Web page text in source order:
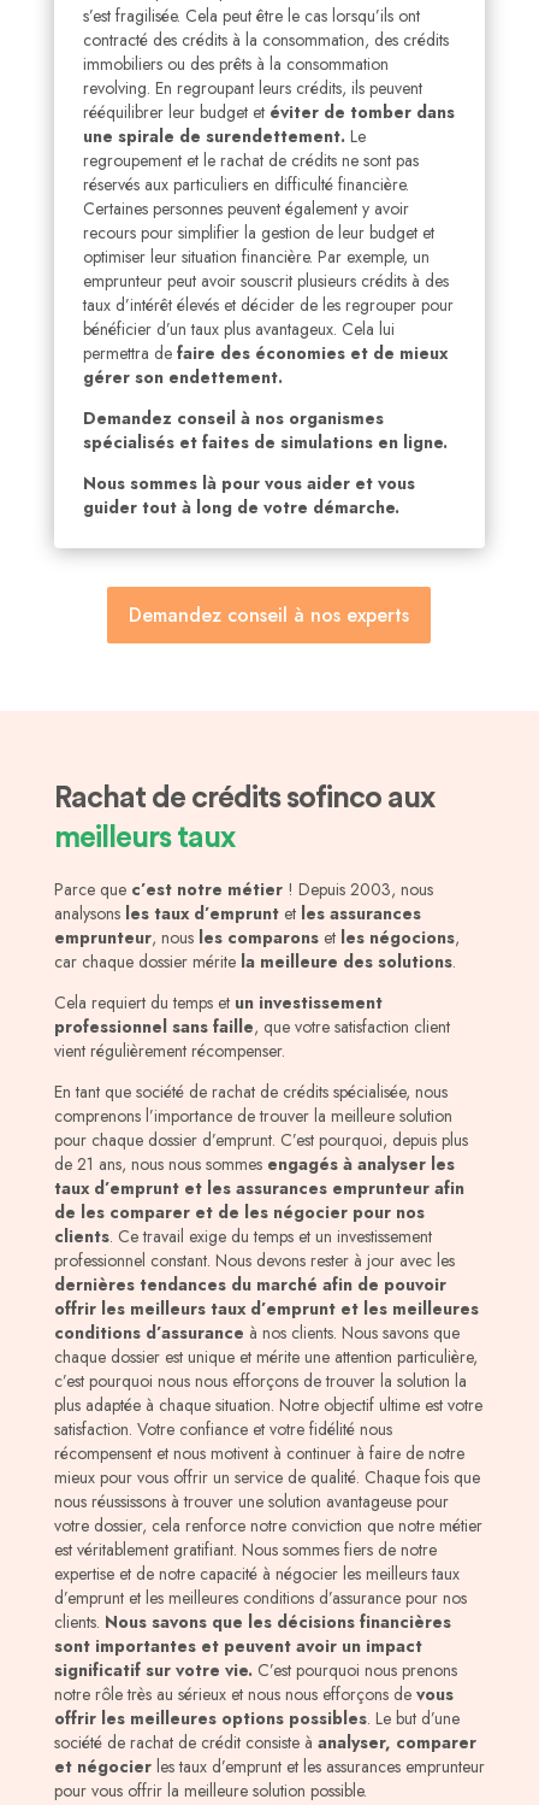
s’est fragilisée. Cela peut être le cas lorsqu’ils ont
contracté des crédits à la consommation, des crédits
immobiliers ou des prêts à la consommation
revolving. En regroupant leurs crédits, ils peuvent
rééquilibrer leur budget et éviter de tomber dans
une spirale de surendettement. Le
regroupement et le rachat de crédits ne sont pas
réservés aux particuliers en difficulté financière.
Certaines personnes peuvent également y avoir
recours pour simplifier la gestion de leur budget et
optimiser leur situation financière. Par exemple, un
emprunteur peut avoir souscrit plusieurs crédits à des
taux d’intérêt élevés et décider de les regrouper pour
bénéficier d’un taux plus avantageux. Cela lui
permettra de faire des économies et de mieux
gérer son endettement.
Demandez conseil à nos organismes
spécialisés et faites de simulations en ligne.
Nous sommes là pour vous aider et vous
guider tout à long de votre démarche.
Demandez conseil à nos experts
Rachat de crédits sofinco aux
meilleurs taux
Parce que c’est notre métier! Depuis 2003, nous
analysons les taux d’empruntet les assurances
emprunteur, nous les comparonset les négocions,
car chaque dossier mérite la meilleure des solutions.
Cela requiert du temps etun investissement
professionnel sans faille, que votre satisfaction client
vient régulièrement récompenser.
En tant que société de rachat de crédits spécialisée, nous
comprenons l’importance de trouver la meilleure solution
pour chaque dossier d’emprunt. C’est pourquoi, depuis plus
de 21 ans, nous nous sommes engagés à analyser les
taux d’emprunt et les assurances emprunteur afin
de les comparer et de les négocier pour nos
clients. Ce travail exige du temps et un investissement
professionnel constant. Nous devons rester à jour avec les
dernières tendances du marché afin de pouvoir
offrir les meilleurs taux d’emprunt et les meilleures
conditions d’assurance à nos clients. Nous savons que
chaque dossier est unique et mérite une attention particulière,
c’est pourquoi nous nous efforçons de trouver la solution la
plus adaptée à chaque situation. Notre objectif ultime est votre
satisfaction. Votre confiance et votre fidélité nous
récompensent et nous motivent à continuer à faire de notre
mieux pour vous offrir un service de qualité. Chaque fois que
nous réussissons à trouver une solution avantageuse pour
votre dossier, cela renforce notre conviction que notre métier
est véritablement gratifiant. Nous sommes fiers de notre
expertise et de notre capacité à négocier les meilleurs taux
d’emprunt et les meilleures conditions d’assurance pour nos
clients. Nous savons que les décisions financières
sont importantes et peuvent avoir un impact
significatif sur votre vie. C’est pourquoi nous prenons
notre rôle très au sérieux et nous nous efforçons de vous
offrir les meilleures options possibles. Le but d’une
société de rachat de crédit consiste à analyser, comparer
et négocierles taux d’emprunt et les assurances emprunteur
pour vous offrir la meilleure solution possible.